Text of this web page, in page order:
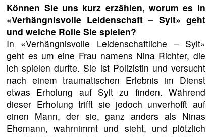
Können Sie uns kurz erzählen, worum es in
«Verhängnisvolle Leidenschaft – Sylt» geht
und welche Rolle Sie spielen?
In «Verhängnisvolle Leidenschaftliche – Sylt»
geht es um eine Frau namens Nina Richter, die
ich spielen durfte. Sie ist Polizistin und versucht
nach einem traumatischen Erlebnis im Dienst
etwas Erholung auf Sylt zu finden. Während
dieser Erholung trifft sie jedoch unverhofft auf
einen Mann, der sie, ganz anders als Ninas
Ehemann, wahrnimmt und sieht, und plötzlich